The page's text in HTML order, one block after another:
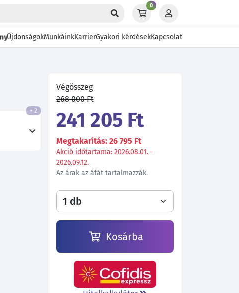
0
ÚjdonságokMunkáinkKarrierGyakori kérdésekKapcsolat
+ 2
Végösszeg
268 000 Ft
241 205 Ft
Megtakarítás: 26 795 Ft
Akció időtartama: 2026.08.01. -
2026.09.12.
Az árak az áfát tartalmazzák.
Kosárba